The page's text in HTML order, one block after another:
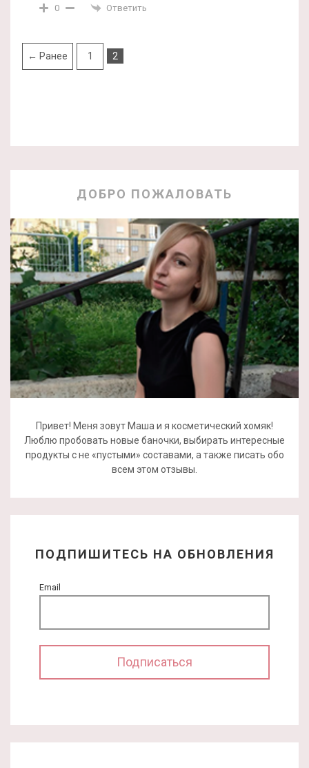
0 Ответить
← Ранее 1 2
ДОБРО ПОЖАЛОВАТЬ
Привет! Меня зовут Маша и я косметический хомяк!
Люблю пробовать новые баночки, выбирать интересные
продукты с не «пустыми» составами, а также писать обо
всем этом отзывы.
ПОДПИШИТЕСЬ НА ОБНОВЛЕНИЯ
Email